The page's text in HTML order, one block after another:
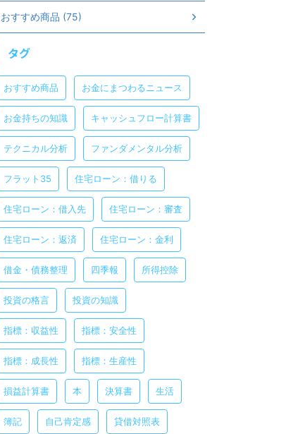
おすすめ商品 (75)
タグ
おすすめ商品 お金にまつわるニュース
お金持ちの知識 キャッシュフロー計算書
テクニカル分析 ファンダメンタル分析
フラット35 住宅ローン：借りる
住宅ローン：借入先 住宅ローン：審査
住宅ローン：返済 住宅ローン：金利
借金・債務整理 四季報 所得控除
投資の格言 投資の知識
指標：収益性 指標：安全性
指標：成長性 指標：生産性
損益計算書 本 決算書 生活
簿記 自己肯定感 貸借対照表